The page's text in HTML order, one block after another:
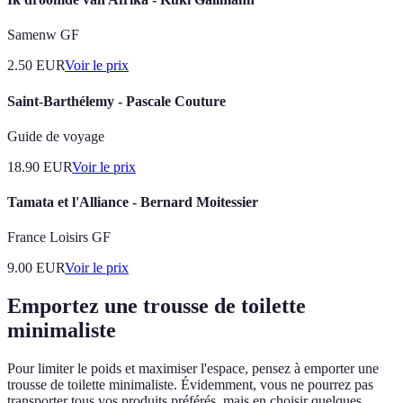
Samenw GF
2.50 EURVoir le prix
Saint-Barthélemy - Pascale Couture
Guide de voyage
18.90 EURVoir le prix
Tamata et l'Alliance - Bernard Moitessier
France Loisirs GF
9.00 EURVoir le prix
Emportez une trousse de toilette
minimaliste
Pour limiter le poids et maximiser l'espace, pensez à emporter une
trousse de toilette minimaliste. Évidemment, vous ne pourrez pas